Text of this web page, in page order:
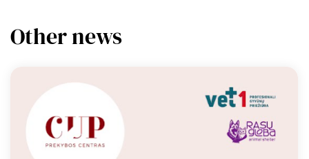
Other news